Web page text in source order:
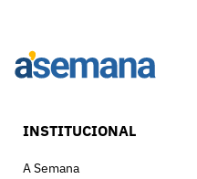
INSTITUCIONAL
A Semana